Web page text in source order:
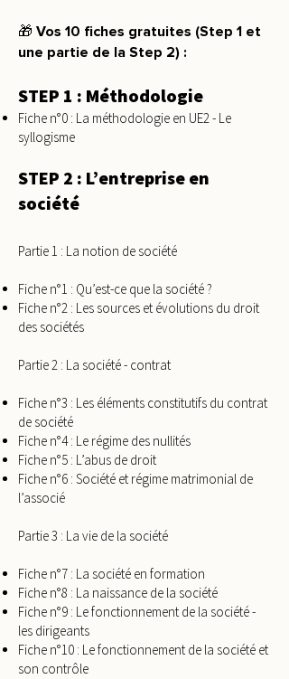
🎁 Vos 10 fiches gratuites (Step 1 et
une partie de la Step 2) :
STEP 1 : Méthodologie
Fiche n°0 : La méthodologie en UE2 - Le
syllogisme
STEP 2 : L’entreprise en
société
Partie 1 : La notion de société
Fiche n°1 : Qu’est-ce que la société ?
Fiche n°2 : Les sources et évolutions du droit
des sociétés
Partie 2 : La société - contrat
Fiche n°3 : Les éléments constitutifs du contrat
de société
Fiche n°4 : Le régime des nullités
Fiche n°5 : L’abus de droit
Fiche n°6 : Société et régime matrimonial de
l’associé
Partie 3 : La vie de la société
Fiche n°7 : La société en formation
Fiche n°8 : La naissance de la société
Fiche n°9 : Le fonctionnement de la société -
les dirigeants
Fiche n°10 : Le fonctionnement de la société et
son contrôle